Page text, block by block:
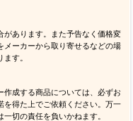
があります。また予告なく価格変
メーカーから取り寄せるなどの場
す。
作成する商品については、必ずお
を得た上でご依頼ください。万一
切の責任を負いかねます。